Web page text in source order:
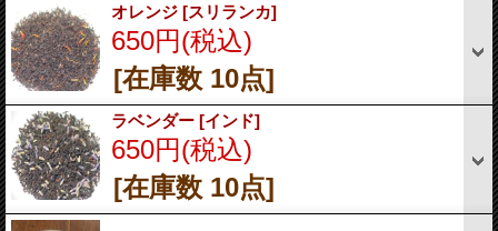
オレンジ [スリランカ]
650円(税込)
[在庫数 10点]
ラベンダー [インド]
650円(税込)
[在庫数 10点]